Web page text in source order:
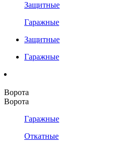
Защитные
Гаражные
Защитные
Гаражные
Ворота
Ворота
Гаражные
Откатные